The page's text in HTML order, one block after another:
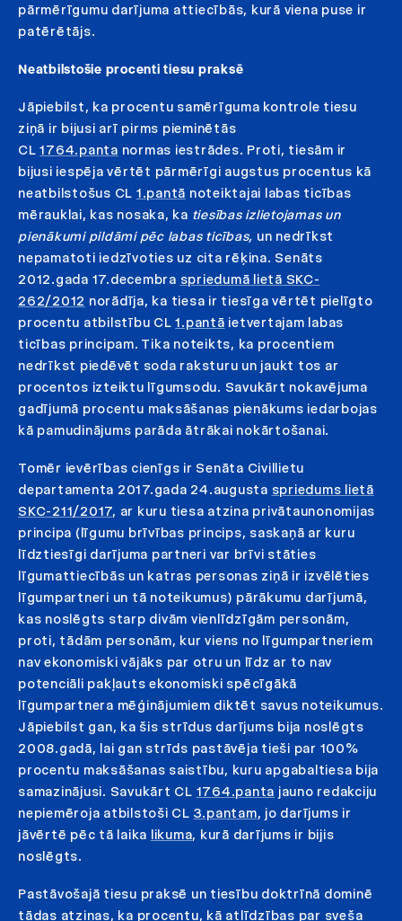
pārmērīgumu darījuma attiecībās, kurā viena puse ir
patērētājs.
Neatbilstošie procenti tiesu praksē
Jāpiebilst, ka procentu samērīguma kontrole tiesu
ziņā ir bijusi arī pirms pieminētās
CL1764.panta normas iestrādes. Proti, tiesām ir
bijusi iespēja vērtēt pārmērīgi augstus procentus kā
neatbilstošus CL 1.pantā noteiktajai labas ticības
mērauklai, kas nosaka, ka tiesības izlietojamas un
pienākumi pildāmi pēc labas ticības, un nedrīkst
nepamatoti iedzīvoties uz cita rēķina. Senāts
2012.gada 17.decembra spriedumā lietā SKC-
262/2012 norādīja, ka tiesa ir tiesīga vērtēt pielīgto
procentu atbilstību CL1.pantā ietvertajam labas
ticības principam. Tika noteikts, ka procentiem
nedrīkst piedēvēt soda raksturu un jaukt tos ar
procentos izteiktu līgumsodu. Savukārt nokavējuma
gadījumā procentu maksāšanas pienākums iedarbojas
kā pamudinājums parāda ātrākai nokārtošanai.
Tomēr ievērības cienīgs ir Senāta Civillietu
departamenta 2017.gada 24.augusta spriedums lietā
SKC-211/2017, ar kuru tiesa atzina privātaunonomijas
principa (līgumu brīvības princips, saskaņā ar kuru
līdztiesīgi darījuma partneri var brīvi stāties
līgumattiecībās un katras personas ziņā ir izvēlēties
līgumpartneri un tā noteikumus) pārākumu darījumā,
kas noslēgts starp divām vienlīdzīgām personām,
proti, tādām personām, kur viens no līgumpartneriem
nav ekonomiski vājāks par otru un līdz ar to nav
potenciāli pakļauts ekonomiski spēcīgākā
līgumpartnera mēģinājumiem diktēt savus noteikumus.
Jāpiebilst gan, ka šis strīdus darījums bija noslēgts
2008.gadā, lai gan strīds pastāvēja tieši par 100%
procentu maksāšanas saistību, kuru apgabaltiesa bija
samazinājusi. Savukārt CL 1764.panta jauno redakciju
nepiemēroja atbilstoši CL 3.pantam, jo darījums ir
jāvērtē pēc tā laika likuma, kurā darījums ir bijis
noslēgts.
Pastāvošajā tiesu praksē un tiesību doktrīnā dominē
tādas atziņas, ka procentu, kā atlīdzības par sveša